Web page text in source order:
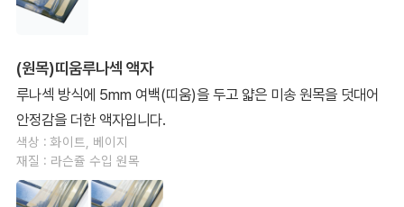
(원목)띠움루나섹 액자
루나섹 방식에 5mm 여백(띠움)을 두고 얇은 미송 원목을 덧대어
안정감을 더한 액자입니다.
색상 : 화이트, 베이지
재질 : 라슨쥴 수입 원목